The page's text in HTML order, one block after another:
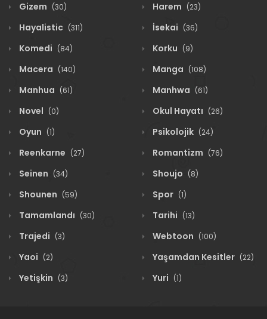
Gizem (30) Harem (23)
Hayalistic (311) İsekai (36)
Komedi (84) Korku (9)
Macera (140) Manga (108)
Manhua (61) Manhwa (61)
Novel (0) Okul Hayatı (26)
Oyun (1) Psikolojik (24)
Reenkarne (27) Romantizm (76)
Seinen (34) Shoujo (8)
Shounen (59) Spor (1)
Tamamlandı (30) Tarihi (13)
Trajedi (3) Webtoon (100)
Yaoi (2) Yaşamdan Kesitler (22)
Yetişkin (3) Yuri (1)